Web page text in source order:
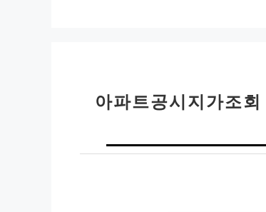
아파트공시지가조